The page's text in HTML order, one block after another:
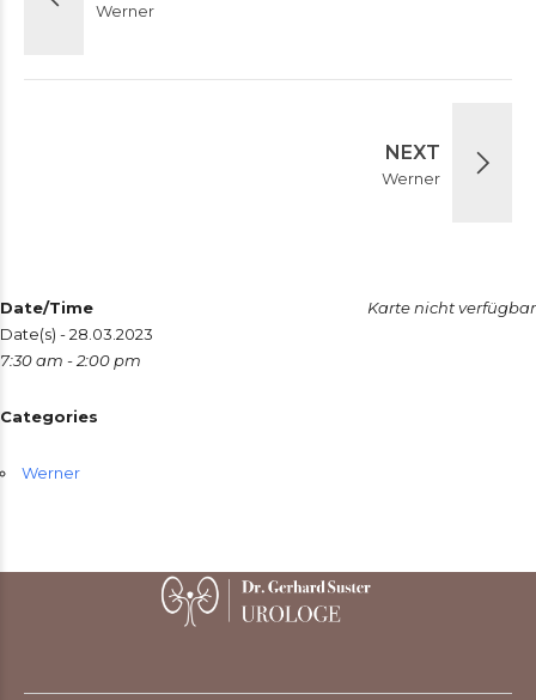
Werner
NEXT
Werner
Karte nicht verfügbar
Date/Time
Date(s) - 28.03.2023
7:30 am - 2:00 pm
Categories
Werner